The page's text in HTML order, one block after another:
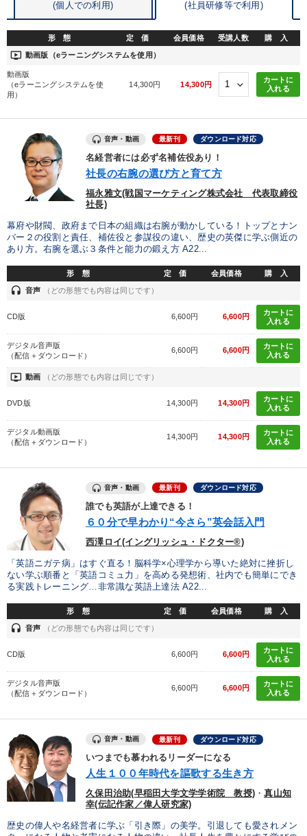
(個人での利用) (社員研修等で利用)
形 態 定 価 会員価格 受講人数 購 入
ondemand_video 動画版（eラーニングシステムを使用）
動画版
（eラーニングシステムを使
用）
14,300円 14,300円
カートに
入れる
音声・動画 最新刊 ダウンロード対応
名経営者には必ず名補佐役あり！
社長の右腕の選び方と育て方
福永雅文(戦国マーケティング株式会社 代表取締役
社長)
幕府や財閥、政府まで日本の組織は右腕が動かしている！トップとナン
バー２の役割と責任、補佐役と参謀役の違い、歴史の英傑に学ぶ側近の
あり方。右腕を選ぶ３条件と能力の鍛え方 A22...
形 態 定 価 会員価格 購 入
headset 音声 （どの形態でも内容は同じです）
CD版 6,600円 6,600円
カートに
入れる
デジタル音声版
（配信＋ダウンロード）
6,600円 6,600円
カートに
入れる
ondemand_video 動画 （どの形態でも内容は同じです）
DVD版 14,300円 14,300円
カートに
入れる
デジタル動画版
（配信＋ダウンロード）
14,300円 14,300円
カートに
入れる
音声・動画 最新刊 ダウンロード対応
誰でも英語が上達できる！
６０分で早わかり“今さら”英会話入門
西澤ロイ(イングリッシュ・ドクター®)
「英語ニガテ病」はすぐ直る！脳科学×心理学から導いた絶対に挫折し
ない学ぶ順番と「英語コミュ力」を高める発想術、社内でも簡単にでき
る実践トレーニング…非常識な英語上達法 A22...
形 態 定 価 会員価格 購 入
headset 音声 （どの形態でも内容は同じです）
CD版 6,600円 6,600円
カートに
入れる
デジタル音声版
（配信＋ダウンロード）
6,600円 6,600円
カートに
入れる
音声・動画 最新刊 ダウンロード対応
いつまでも慕われるリーダーになる
人生１００年時代を謳歌する生き方
久保田治助(早稲田大学文学学術院 教授) ・真山知
幸(伝記作家／偉人研究家)
歴史の偉人や名経営者に学ぶ「引き際」の美学。引退しても愛されメン